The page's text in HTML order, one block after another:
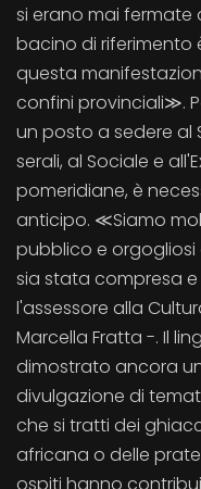
si erano mai fermate
bacino di riferimento
questa
confini provinciali≫.
un posto a sedere al
serali, al Sociale e
pomeridiane, è
anticipo. ≪Siamo
pubblico e
sia stata compresa
l'assessore alla
Marcella Fratta -. Il
dimostrato ancora
divulgazione di
che si tratti dei
africana o delle